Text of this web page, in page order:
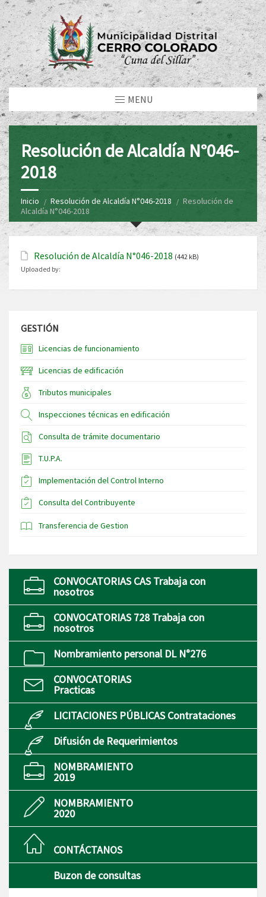
MENU
Resolución de Alcaldía N°046-
2018
Inicio Resolución de Alcaldía N°046-2018
Resolución de
Alcaldía N°046-2018
Resolución de Alcaldía N°046-2018 (442 kB)
Uploaded by:
GESTIÓN
Licencias de funcionamiento
Licencias de edificación
Tributos municipales
Inspecciones técnicas en edificación
Consulta de trámite documentario
T.U.P.A.
Implementación del Control Interno
Consulta del Contribuyente
Transferencia de Gestion
CONVOCATORIAS CAS Trabaja con
nosotros
CONVOCATORIAS 728 Trabaja con
nosotros
Nombramiento personal DL N°276
CONVOCATORIAS
Practicas
LICITACIONES PÚBLICAS Contrataciones
Difusión de Requerimientos
NOMBRAMIENTO
2019
NOMBRAMIENTO
2020
CONTÁCTANOS
Buzon de consultas